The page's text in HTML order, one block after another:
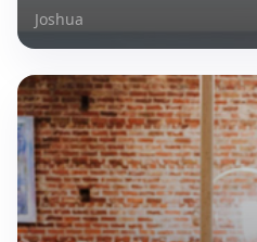
Joshua